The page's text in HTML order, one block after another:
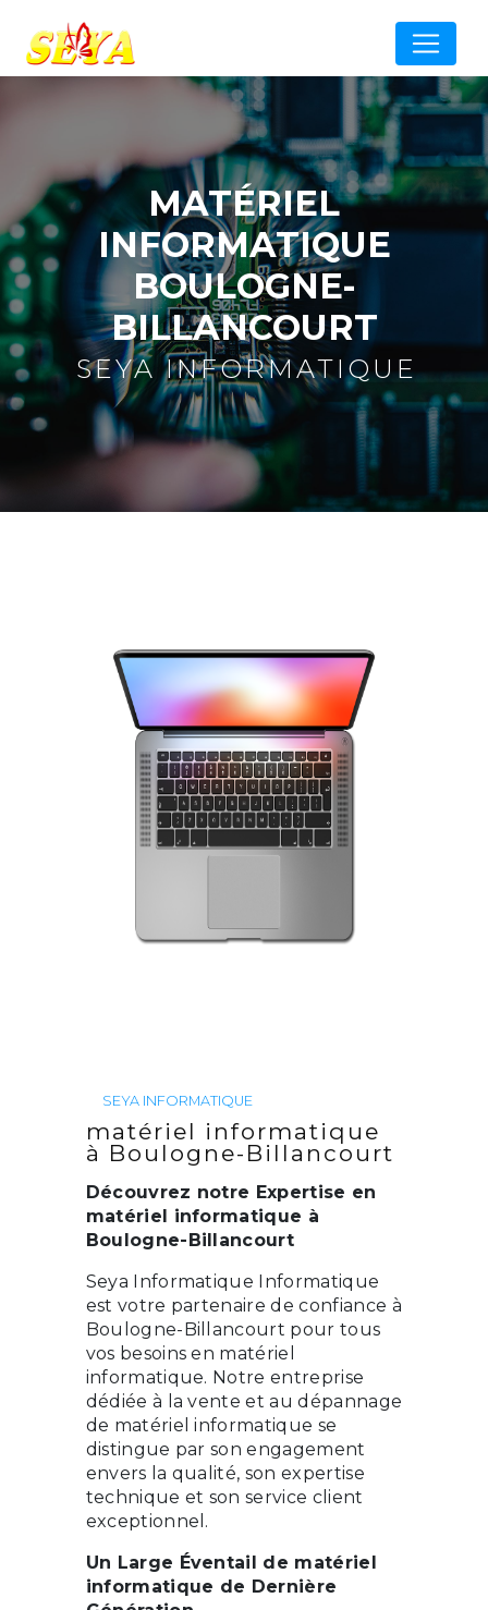
MATÉRIEL
INFORMATIQUE
BOULOGNE-
BILLANCOURT
SEYA INFORMATIQUE
SEYA INFORMATIQUE
matériel informatique
à Boulogne-Billancourt
Découvrez notre Expertise en
matériel informatique à
Boulogne-Billancourt
Seya Informatique Informatique
est votre partenaire de confiance à
Boulogne-Billancourt pour tous
vos besoins en matériel
informatique. Notre entreprise
dédiée à la vente et au dépannage
de matériel informatique se
distingue par son engagement
envers la qualité, son expertise
technique et son service client
exceptionnel.
Un Large Éventail de matériel
informatique de Dernière